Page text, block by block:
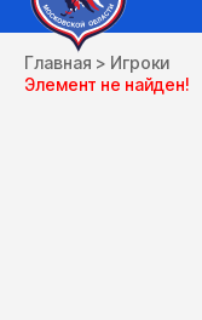
Главная > Игроки
Элемент не найден!